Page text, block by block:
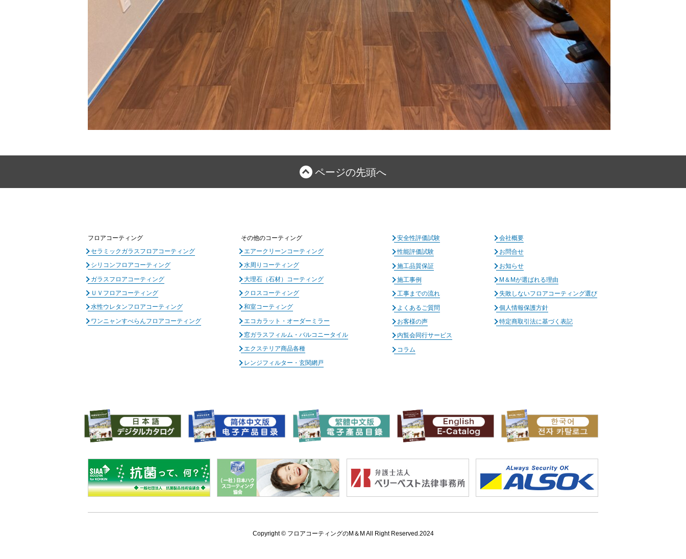
ページの先頭へ
フロアコーティング
セラミックガラスフロアコーティング
シリコンフロアコーティング
ガラスフロアコーティング
ＵＶフロアコーティング
水性ウレタンフロアコーティング
ワンニャンすべらんフロアコーティング
その他のコーティング
エアークリーンコーティング
水周りコーティング
大理石（石材）コーティング
クロスコーティング
和室コーティング
エコカラット・オーダーミラー
窓ガラスフィルム・バルコニータイル
エクステリア商品各種
レンジフィルター・玄関網戸
安全性評価試験
性能評価試験
施工品質保証
施工事例
工事までの流れ
よくあるご質問
お客様の声
内覧会同行サービス
コラム
会社概要
お問合せ
お知らせ
M＆Mが選ばれる理由
失敗しないフロアコーティング選び
個人情報保護方針
特定商取引法に基づく表記
Copyright © フロアコーティングのM＆M All Right Reserved.2024